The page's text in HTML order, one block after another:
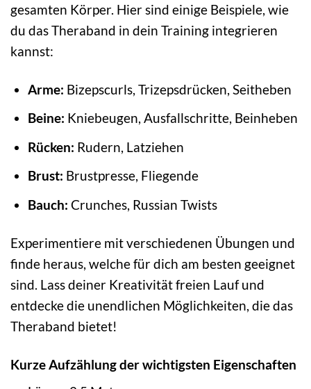
gesamten Körper. Hier sind einige Beispiele, wie
du das Theraband in dein Training integrieren
kannst:
Arme: Bizepscurls, Trizepsdrücken, Seitheben
Beine: Kniebeugen, Ausfallschritte, Beinheben
Rücken: Rudern, Latziehen
Brust: Brustpresse, Fliegende
Bauch: Crunches, Russian Twists
Experimentiere mit verschiedenen Übungen und
finde heraus, welche für dich am besten geeignet
sind. Lass deiner Kreativität freien Lauf und
entdecke die unendlichen Möglichkeiten, die das
Theraband bietet!
Kurze Aufzählung der wichtigsten Eigenschaften